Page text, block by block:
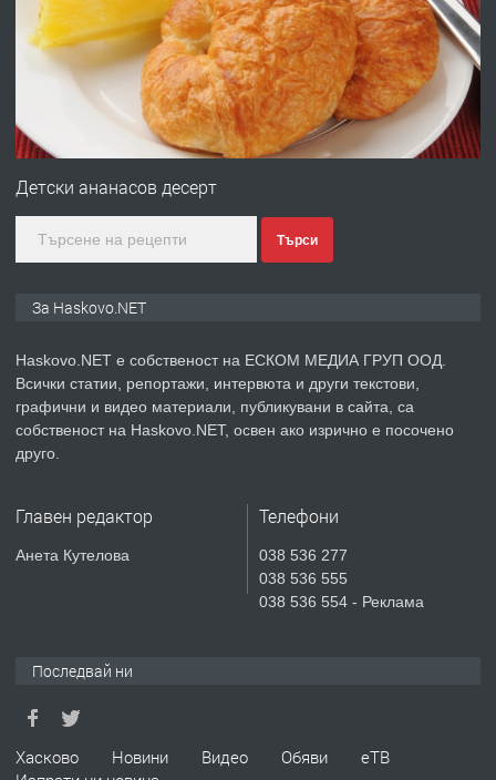
преди 3 дни
ПРЕДЛАГА
Нов апартамент на ул. Липа до
преди 4 дни
ПРЕДЛАГА
НАПЪЛНО ОБЗАВЕДЕН И
Давам гараж под наем
Любен Каравелов, Хасково-близо до
Детски ананасов десерт
Търси
За Haskovo.NET
Haskovo.NET е собственост на ЕСКОМ МЕДИА ГРУП ООД.
Всички статии, репортажи, интервюта и други текстови,
графични и видео материали, публикувани в сайта, са
собственост на Haskovo.NET, освен ако изрично е посочено
друго.
Главен редактор
Анета Кутелова
Телефони
038 536 277
038 536 555
038 536 554 - Реклама
Последвай ни
Хасково Новини Видео Обяви
еТВ